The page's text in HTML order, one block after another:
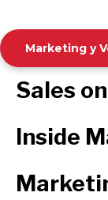
Marketing y
Sales
Inside